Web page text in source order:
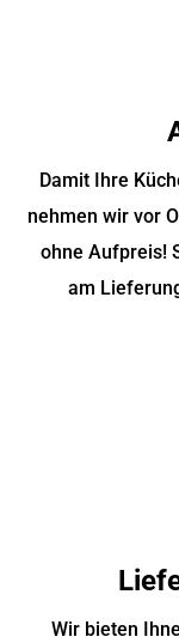
Damit Ihre
nehmen wir vor
ohne Aufpreis!
am
Wir bieten